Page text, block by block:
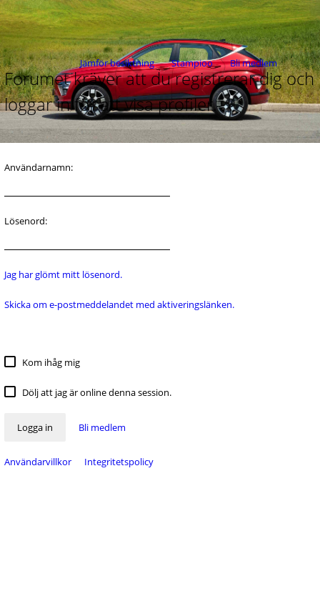
Jämför besiktning Stampioo Bli medlem
Forumet kräver att du registrerar dig och
loggar in för att visa profiler.
Användarnamn:
Lösenord:
Jag har glömt mitt lösenord.
Skicka om e-postmeddelandet med aktiveringslänken.
Kom ihåg mig
Dölj att jag är online denna session.
Logga in Bli medlem
Användarvillkor Integritetspolicy